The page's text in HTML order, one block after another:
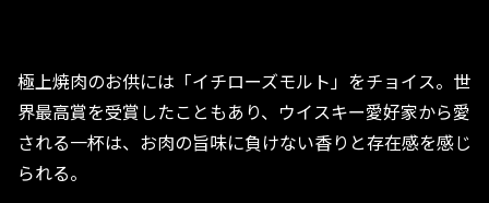
極上焼肉のお供には「イチローズモルト」をチョイス。世
界最高賞を受賞したこともあり、ウイスキー愛好家から愛
される一杯は、お肉の旨味に負けない香りと存在感を感じ
られる。